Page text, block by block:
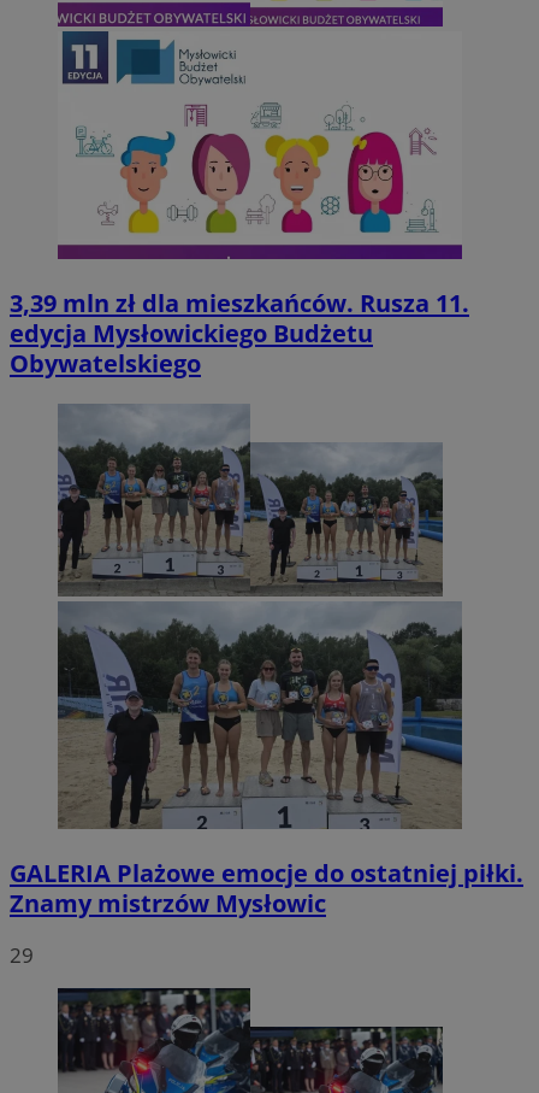
3,39 mln zł dla mieszkańców. Rusza 11.
edycja Mysłowickiego Budżetu
Obywatelskiego
GALERIA Plażowe emocje do ostatniej piłki.
Znamy mistrzów Mysłowic
29